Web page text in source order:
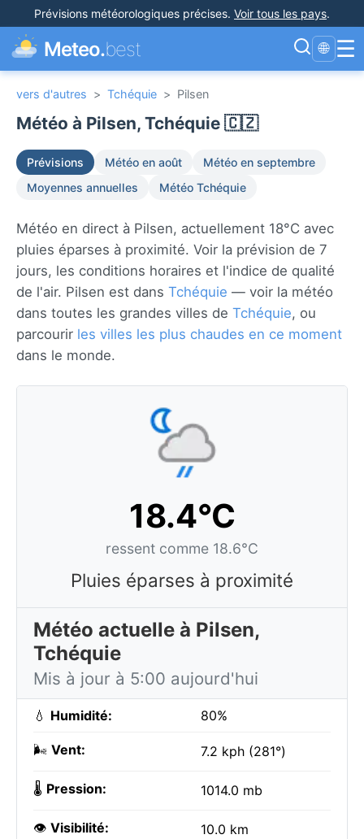
Prévisions météorologiques précises. Voir tous les pays.
Meteo.best 🌐 ☰
vers d'autres > Tchéquie > Pilsen
Météo à Pilsen, Tchéquie 🇨🇿
Prévisions Météo en août
Météo en septembre
Moyennes annuelles
Météo Tchéquie
Météo en direct à Pilsen, actuellement 18°C avec
pluies éparses à proximité. Voir la prévision de 7
jours, les conditions horaires et l'indice de qualité
de l'air. Pilsen est dans Tchéquie — voir la météo
dans toutes les grandes villes de Tchéquie, ou
parcourir les villes les plus chaudes en ce moment
dans le monde.
18.4°C
ressent comme 18.6°C
Pluies éparses à proximité
Météo actuelle à Pilsen,
Tchéquie
Mis à jour à 5:00 aujourd'hui
💧 Humidité: 80%
🌬️ Vent: 7.2 kph (281°)
🌡️ Pression: 1014.0 mb
👁️ Visibilité: 10.0 km